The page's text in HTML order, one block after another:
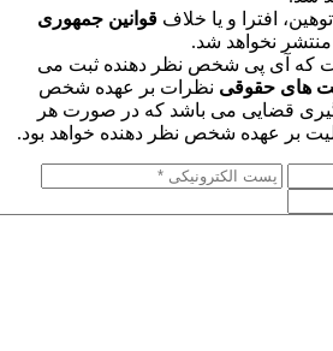
افترا و یا خلاف قوانین جمهوری
منتشر نخواهد شد.
که آی پی شخص نظر دهنده ثبت می
های حقوقی نظرات بر عهده شخص
قضایی می باشد که در صورت هر
بر عهده شخص نظر دهنده خواهد بود.